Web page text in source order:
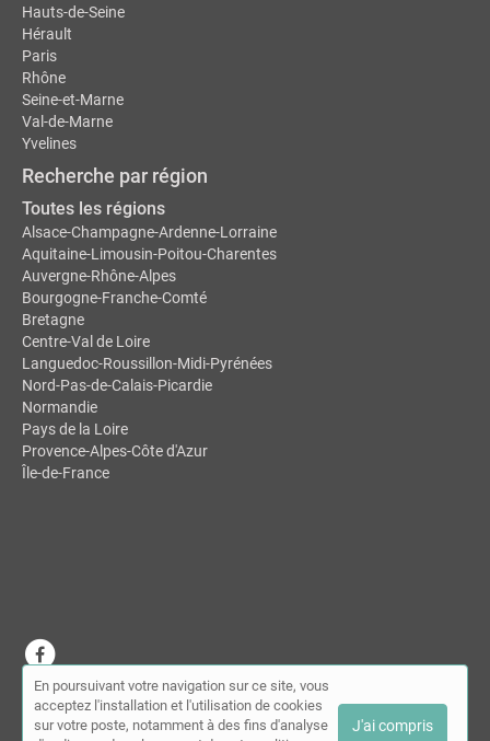
Hauts-de-Seine
Hérault
Paris
Rhône
Seine-et-Marne
Val-de-Marne
Yvelines
Recherche par région
Toutes les régions
Alsace-Champagne-Ardenne-Lorraine
Aquitaine-Limousin-Poitou-Charentes
Auvergne-Rhône-Alpes
Bourgogne-Franche-Comté
Bretagne
Centre-Val de Loire
Languedoc-Roussillon-Midi-Pyrénées
Nord-Pas-de-Calais-Picardie
Normandie
Pays de la Loire
Provence-Alpes-Côte d'Azur
Île-de-France
© MDSL | Annuaire des ostéopathes 2026 |Plan du site
compte|Contact
En poursuivant votre navigation sur ce site, vous
acceptez l'installation et l'utilisation de cookies
sur votre poste, notamment à des fins d'analyse
J'ai compris